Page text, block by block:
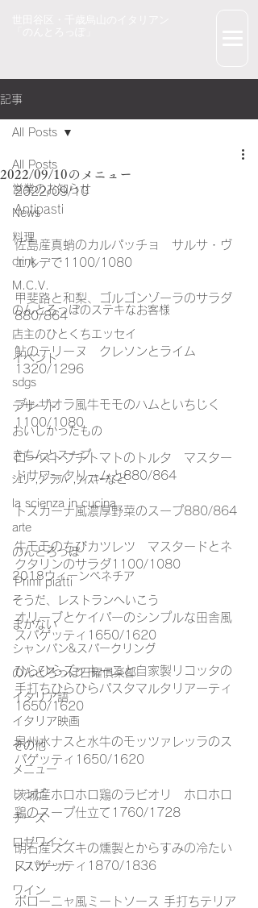
記事
All Posts
営業のお知らせ
News
料理
drink
M.C.V.
のんとろっぽのステキなお客様
店主のひとくちエッセイ
イベント
sdgs
デザート
おいしかったもの
きちんとスープ
ｼｪﾘｰ,ｸﾞﾗｯﾊﾟ,ｳｨｽｷｰなど
la scienza in cucina
arte
のんとろっぽ
2018ウィーンベネチア
そうだ、レストランへいこう
まかない
シャンパン&スパークリング
のんとろっぽ日曜俱楽部
イタリア語
イタリア映画
その他
メニュー
レシピ
チーズ
ロゼワイン
トスカーナ
ワイン
All Posts
2022/09/10のメニュー
2022/09/10
Antipasti
佐島産真蛸のカルパッチョ　サルサ・ヴ
ェルデで1100/1080
甲斐路と和梨、ゴルゴンゾーラのサラダ
880/864
鮎のテリーヌ　クレソンとライム
1320/1296
ブレザオラ風牛モモのハムといちじく
1100/1080
ローストプチトマトのトルタ　マスター
ドサワークリームと880/864
トスカーナ風濃厚野菜のスープ880/864
牛モモのちびカツレツ　マスタードとネ
クタリンのサラダ1100/1080
Primi piatti
オリーブとケイパーのシンプルな田舎風
スパゲッティ1650/1620
ひらひらズッキーニと自家製リコッタの
手打ちひらひらパスタマルタリアーティ
1650/1620
泉州水ナスと水牛のモッツァレッラのス
パゲッティ1650/1620
茨城産ホロホロ鶏のラビオリ　ホロホロ
鶏のスープ仕立て1760/1728
明石産スズキの燻製とからすみの冷たい
スパゲッティ1870/1836
ボローニャ風ミートソース 手打ちテリア